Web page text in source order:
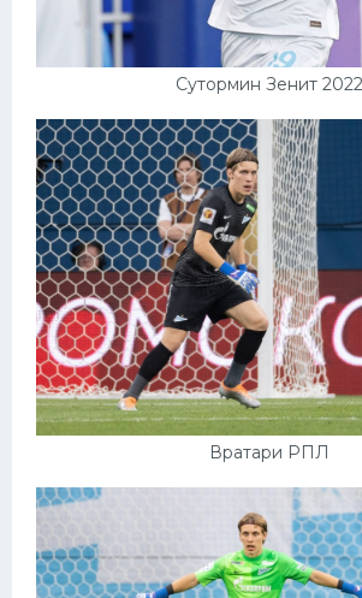
Сутормин Зенит 2022
Вратари РПЛ